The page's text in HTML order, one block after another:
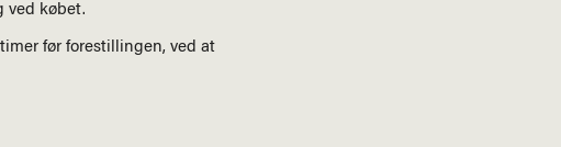
ved købet.
før forestillingen, ved at